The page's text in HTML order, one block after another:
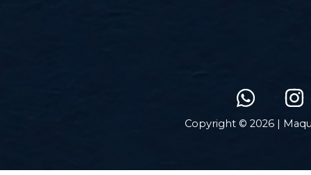
Copyright © 2026 |